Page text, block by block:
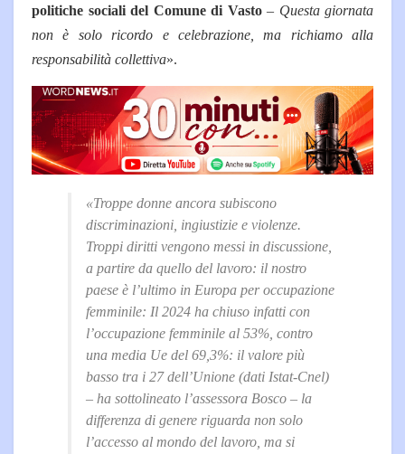
politiche sociali del Comune di Vasto– Questa giornata
non è solo ricordo e celebrazione, ma richiamo alla
responsabilità collettiva».
«Troppe donne ancora subiscono
discriminazioni, ingiustizie e violenze.
Troppi diritti vengono messi in discussione,
a partire da quello del lavoro: il nostro
paese è l’ultimo in Europa per occupazione
femminile: Il 2024 ha chiuso infatti con
l’occupazione femminile al 53%, contro
una media Ue del 69,3%: il valore più
basso tra i 27 dell’Unione (dati Istat-Cnel)
– ha sottolineato l’assessora Bosco – la
differenza di genere riguarda non solo
l’accesso al mondo del lavoro, ma si